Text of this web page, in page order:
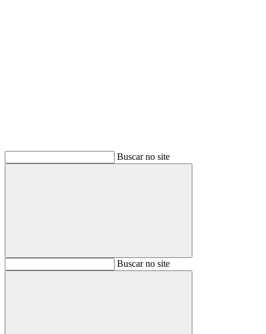
Buscar no site
BuscarBuscar no site